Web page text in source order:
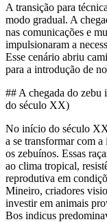
A transição para
modo gradual. A
nas comunicações e
impulsionaram a
Esse cenário abriu
para a introdução de
## A chegada do
do século XX)
No início do século
a se transformar com
os zebuínos. Essas
ao clima tropical,
reprodutiva em
Mineiro, criadores
investir em animais
Bos indicus